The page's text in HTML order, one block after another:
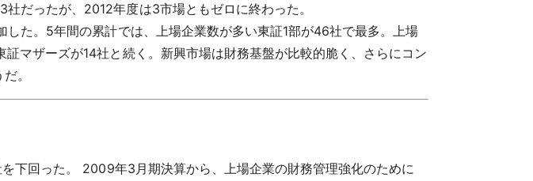
だったが、2012年度は3市場ともゼロに終わった。
た。5年間の累計では、上場企業数が多い東証1部が46社で最多。上場
マザーズが14社と続く。新興市場は財務基盤が比較的脆く、さらにコン
。
下回った。 2009年3月期決算から、上場企業の財務管理強化のために